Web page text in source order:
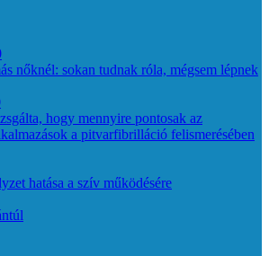
nőknél: sokan tudnak róla, mégsem lépnek
hogy mennyire pontosak az
a pitvarfibrilláció felismerésében
hatása a szív működésére